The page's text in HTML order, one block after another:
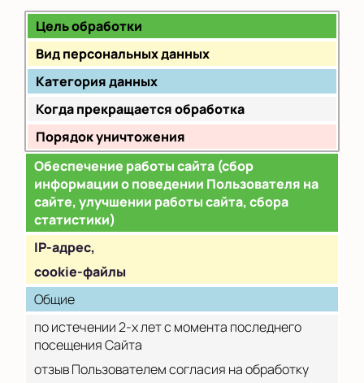
Цель обработки
Вид персональных данных
Категория данных
Когда прекращается обработка
Порядок уничтожения
Обеспечение работы сайта (сбор
информации о поведении Пользователя на
сайте, улучшении работы сайта, сбора
статистики)
IP-адрес,
cookie-файлы
Общие
по истечении 2-х лет с момента последнего
посещения Сайта
отзыв Пользователем согласия на обработку